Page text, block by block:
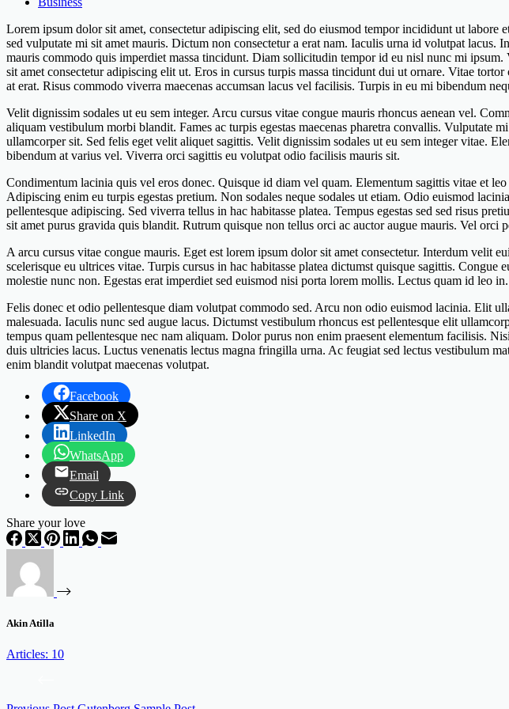
Lorem ipsum dolor sit amet, consectetur adipiscing elit, sed do eiusmod tempor incididunt ut
sed vulputate mi sit amet mauris. Dictum non consectetur a erat nam. Iaculis urna id volutpat
mauris commodo quis imperdiet massa tincidunt. Diam sollicitudin tempor id eu nisl nunc mi
sit amet consectetur adipiscing elit ut. Eros in cursus turpis massa tincidunt dui ut ornare. Vitae
at erat. Risus commodo viverra maecenas accumsan lacus vel facilisis. Turpis in eu mi bibendum
Velit dignissim sodales ut eu sem integer. Arcu cursus vitae congue mauris rhoncus aenean vel.
aliquam vestibulum morbi blandit. Fames ac turpis egestas maecenas pharetra convallis. Vulputate
ullamcorper sit. Sed felis eget velit aliquet sagittis. Velit dignissim sodales ut eu sem integer vitae.
bibendum at varius vel. Viverra orci sagittis eu volutpat odio facilisis mauris sit.
Condimentum lacinia quis vel eros donec. Quisque id diam vel quam. Elementum sagittis vitae et
Adipiscing enim eu turpis egestas pretium. Non sodales neque sodales ut etiam. Odio euismod
pellentesque adipiscing. Sed viverra tellus in hac habitasse platea. Tempus egestas sed sed risus
sit amet purus gravida quis blandit. Rutrum quisque non tellus orci ac auctor augue mauris. Vel
A arcu cursus vitae congue mauris. Eget est lorem ipsum dolor sit amet consectetur. Interdum velit
scelerisque eu ultrices vitae. Turpis cursus in hac habitasse platea dictumst quisque sagittis.
molestie nunc non. Egestas erat imperdiet sed euismod nisi porta lorem mollis. Lectus quam id leo
Felis donec et odio pellentesque diam volutpat commodo sed. Arcu non odio euismod lacinia. Elit
malesuada. Iaculis nunc sed augue lacus. Dictumst vestibulum rhoncus est pellentesque elit
tempus quam pellentesque nec nam aliquam. Dolor purus non enim praesent elementum facilisis.
duis ultricies lacus. Luctus venenatis lectus magna fringilla urna. Ac feugiat sed lectus vestibulum
enim blandit volutpat maecenas volutpat.
Facebook
Share on X
LinkedIn
WhatsApp
Email
Copy Link
Share your love
Akin Atilla
Articles: 10